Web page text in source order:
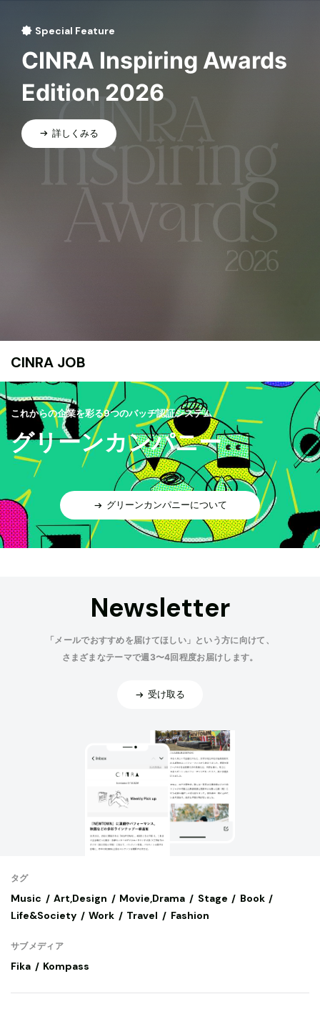
Special Feature
CINRA Inspiring Awards
Edition 2026
詳しくみる
CINRA JOB
これからの企業を彩る9つのバッヂ認証システム
グリーンカンパニー
グリーンカンパニーについて
Newsletter
「メールでおすすめを届けてほしい」という方に向けて、
さまざまなテーマで週3〜4回程度お届けします。
受け取る
タグ
Music Art,Design Movie,Drama Stage
Book
Life&Society
Work Travel Fashion
サブメディア
Fika Kompass